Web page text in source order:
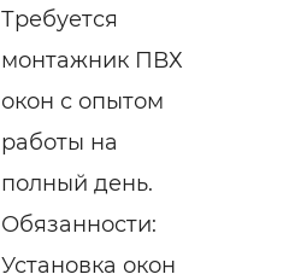
Требуется
монтажник ПВХ
окон с опытом
работы на
полный день.
Обязанности:
Установка окон